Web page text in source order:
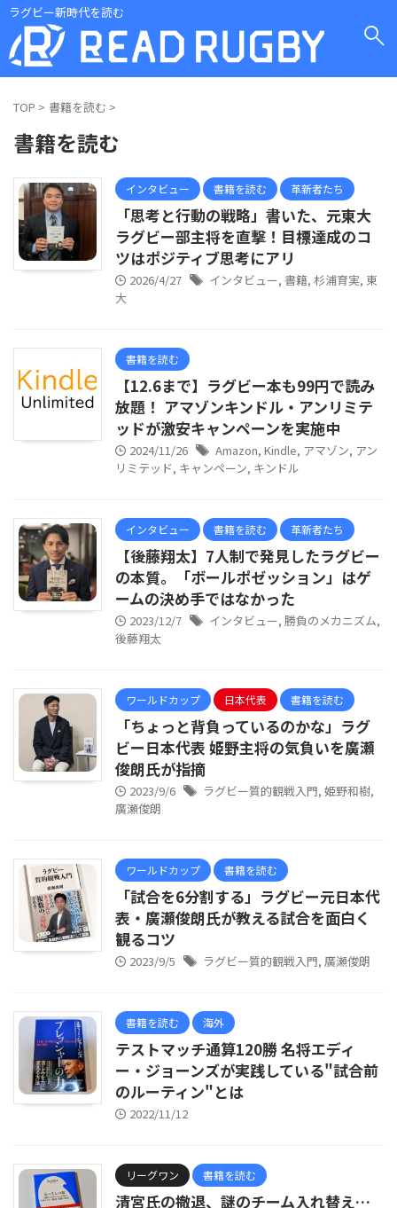
ラグビー新時代を読む
TOP > 書籍を読む >
書籍を読む
インタビュー 書籍を読む 革新者たち
「思考と行動の戦略」書いた、元東大
ラグビー部主将を直撃！目標達成のコ
ツはポジティブ思考にアリ
2026/4/27 インタビュー, 書籍, 杉浦育実, 東
大
書籍を読む
【12.6まで】ラグビー本も99円で読み
放題！ アマゾンキンドル・アンリミテ
ッドが激安キャンペーンを実施中
2024/11/26 Amazon, Kindle, アマゾン, アン
リミテッド, キャンペーン, キンドル
インタビュー 書籍を読む 革新者たち
【後藤翔太】7人制で発見したラグビー
の本質。「ボールポゼッション」はゲ
ームの決め手ではなかった
2023/12/7 インタビュー, 勝負のメカニズム,
後藤翔太
ワールドカップ 日本代表 書籍を読む
「ちょっと背負っているのかな」ラグ
ビー日本代表 姫野主将の気負いを廣瀬
俊朗氏が指摘
2023/9/6 ラグビー質的観戦入門, 姫野和樹,
廣瀬俊朗
ワールドカップ 書籍を読む
「試合を6分割する」ラグビー元日本代
表・廣瀬俊朗氏が教える試合を面白く
観るコツ
2023/9/5 ラグビー質的観戦入門, 廣瀬俊朗
書籍を読む 海外
テストマッチ通算120勝 名将エディ
ー・ジョーンズが実践している"試合前
のルーティン"とは
2022/11/12
リーグワン 書籍を読む
清宮氏の撤退、謎のチーム入れ替え…